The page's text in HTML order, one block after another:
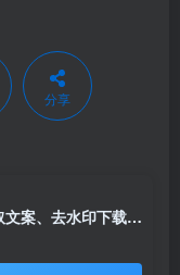
分享
安卓软件丨自媒体工具箱！内置视频提取文案、去水印下载、视频压缩、格式转换等功能